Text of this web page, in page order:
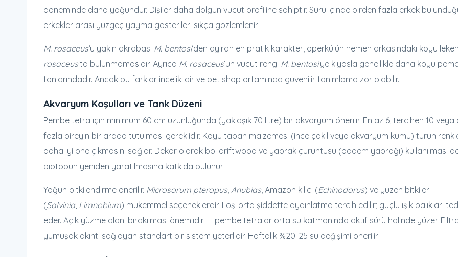
döneminde daha yoğundur. Dişiler daha dolgun vücut profiline sahiptir. Sürü içinde birden fazla erkek
erkekler arası yüzgeç yayma gösterileri sıkça gözlemlenir.
M. rosaceus‘u yakın akrabası M. bentosi‘den ayıran en pratik karakter, operkülün hemen arkasındaki koyu
rosaceus‘ta bulunmamasıdır. Ayrıca M. rosaceus‘un vücut rengi M. bentosi‘ye kıyasla genellikle daha koyu
tonlarındadır. Ancak bu farklar inceliklidir ve pet shop ortamında güvenilir tanımlama zor olabilir.
Akvaryum Koşulları ve Tank Düzeni
Pembe tetra için minimum 60 cm uzunluğunda (yaklaşık 70 litre) bir akvaryum önerilir. En az 6, tercihen 10 veya
fazla bireyin bir arada tutulması gereklidir. Koyu taban malzemesi (ince çakıl veya akvaryum kumu) türün
daha iyi öne çıkmasını sağlar. Dekor olarak bol driftwood ve yaprak çürüntüsü (badem yaprağı) kullanılması
biotopun yeniden yaratılmasına katkıda bulunur.
Yoğun bitkilendirme önerilir. Microsorum pteropus, Anubias, Amazon kılıcı (Echinodorus) ve yüzen bitkiler
(Salvinia, Limnobium) mükemmel seçeneklerdir. Loş-orta şiddette aydınlatma tercih edilir; güçlü ışık balıkları
eder. Açık yüzme alanı bırakılması önemlidir — pembe tetralar orta su katmanında aktif sürü halinde yüzer.
yumuşak akıntı sağlayan standart bir sistem yeterlidir. Haftalık %20-25 su değişimi önerilir.